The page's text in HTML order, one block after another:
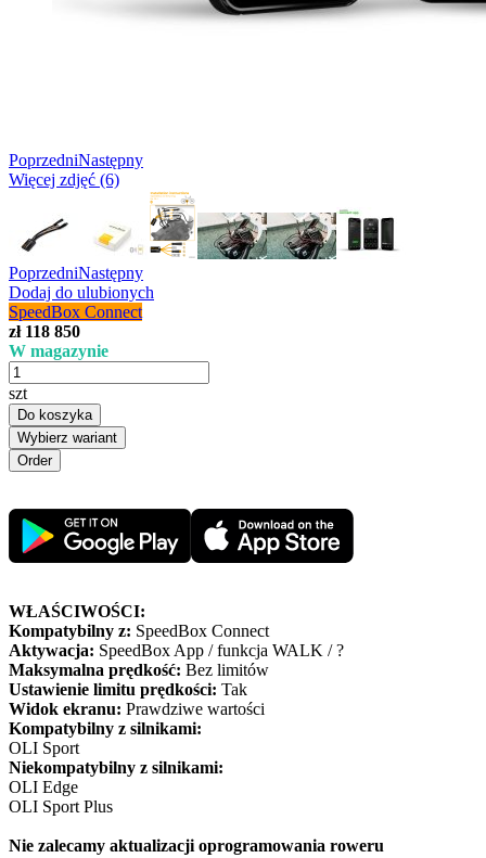
PoprzedniNastępny
Więcej zdjęć (6)
PoprzedniNastępny
Dodaj do ulubionych
SpeedBox Connect
zł 118 850
W magazynie
szt
Do koszyka
Wybierz wariant
WŁAŚCIWOŚCI:
Kompatybilny z: SpeedBox Connect
Aktywacja: SpeedBox App / funkcja WALK / ?
Maksymalna prędkość: Bez limitów
Ustawienie limitu prędkości: Tak
Widok ekranu: Prawdziwe wartości
Kompatybilny z silnikami:
OLI Sport
Niekompatybilny z silnikami:
OLI Edge
OLI Sport Plus
Nie zalecamy aktualizacji oprogramowania roweru